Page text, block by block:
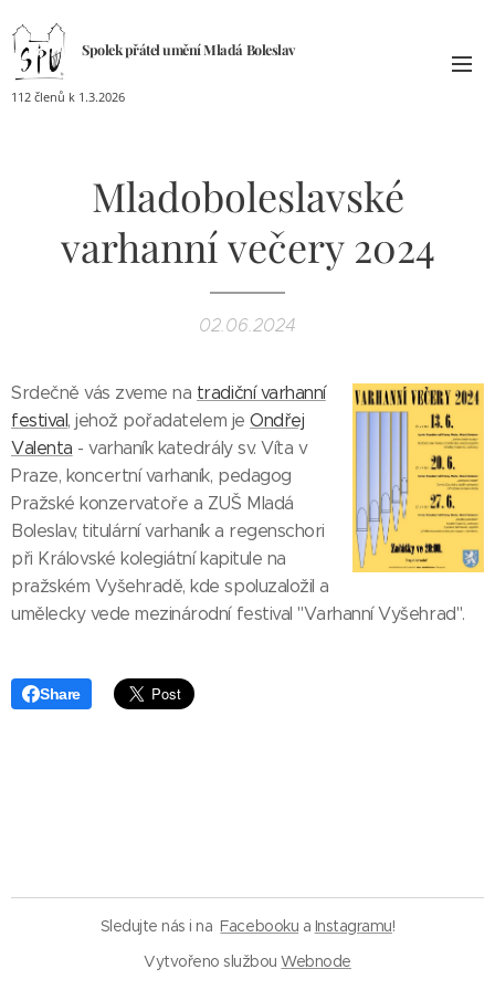
Spolek přátel uměníMladá Boleslav
112 členů k 1.3.2026
Mladoboleslavské
varhanní večery 2024
02.06.2024
Srdečně vás zveme na tradiční varhanní
festival, jehož pořadatelem jeOndřej
Valenta - varhaník katedrály sv. Víta v
Praze, koncertní varhaník, pedagog
Pražské konzervatoře a ZUŠ Mladá
Boleslav, titulární varhaník a regenschori
při Královské kolegiátní kapitule na
pražském Vyšehradě, kde spoluzaložil a
umělecky vede mezinárodní festival "Varhanní Vyšehrad".
Share
Sledujte nás i na Facebooku a Instagramu!
Vytvořeno službouWebnode